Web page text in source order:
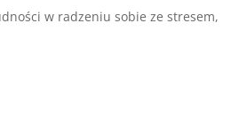
w radzeniu sobie ze stresem,